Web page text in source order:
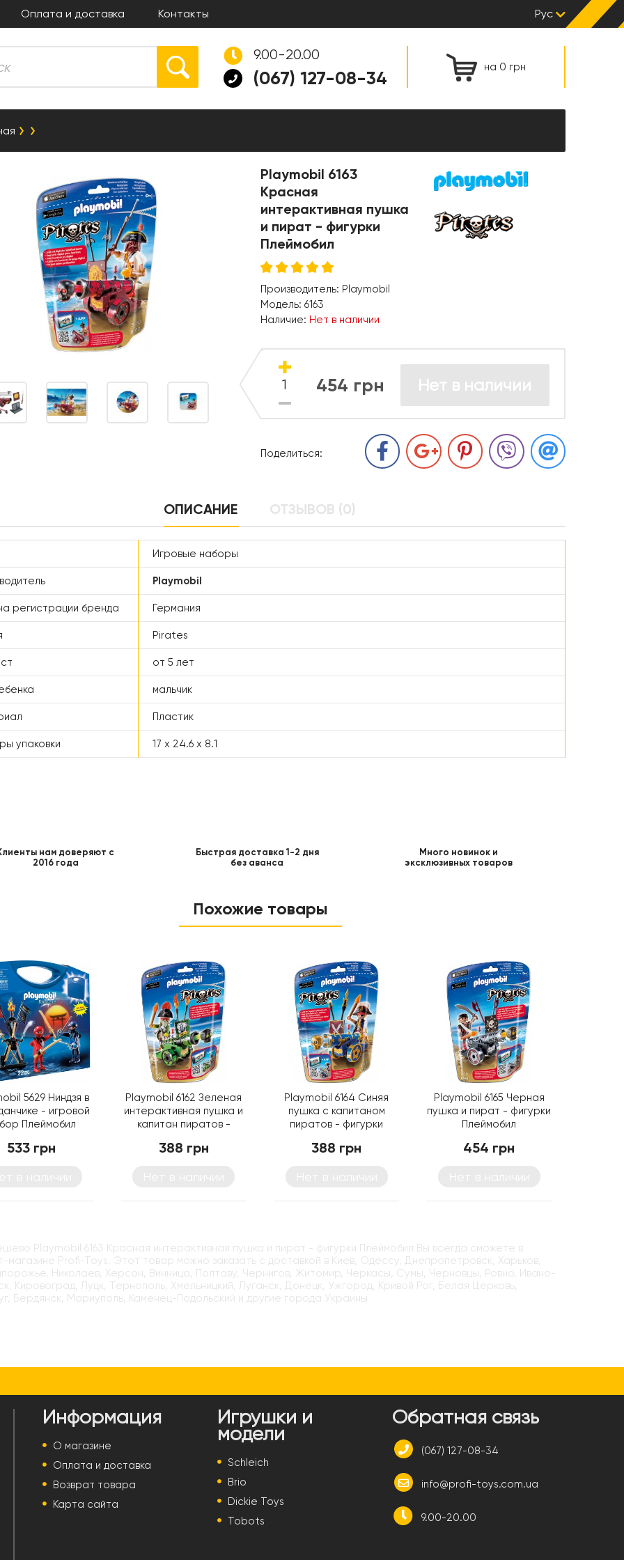
Оплата и доставка Контакты Рус
на 0 грн
9.00-20.00
(067) 127-08-34
Playmobil 6163
Красная
интерактивная пушка
и пират - фигурки
Плеймобил
Производитель: Playmobil
Модель: 6163
Наличие: Нет в наличии
454 грн Нет в наличии
Поделиться:
ОПИСАНИЕ ОТЗЫВОВ (0)
Игровые наборы
Playmobil
регистрации бренда Германия
Pirates
от 5 лет
мальчик
Пластик
упаковки 17 x 24.6 x 8.1
нам доверяют с
2016 года
Быстрая доставка 1-2 дня
без аванса
Много новинок и
эксклюзивных товаров
Похожие товары
5629 Ниндзя в
- игровой
Плеймобил
533 грн
Playmobil 6162 Зеленая
интерактивная пушка и
капитан пиратов -
388 грн
Playmobil 6164 Синяя
пушка с капитаном
пиратов - фигурки
388 грн
Playmobil 6165 Черная
пушка и пират - фигурки
Плеймобил
454 грн
Playmobil 6163 Красная интерактивная пушка и пират - фигурки Плеймобил Вы всегда сможете в
магазине Profi-Toys. Этот товар можно заказать с доставкой в Киев, Одессу, Днепропетровск, Харьков,
Николаев, Херсон, Винница, Полтаву, Чернигов, Житомир, Черкасы, Сумы, Черновцы, Ровно, Ивано-
Кировоград, Луцк, Тернополь, Хмельницкий, Луганск, Донецк, Ужгород, Кривой Рог, Белая Церковь,
Бердянск, Мариуполь, Каменец-Подольский и другие города Украины
Информация
О магазине
Оплата и доставка
Возврат товара
Карта сайта
Игрушки и
модели
Schleich
Brio
Dickie Toys
Tobots
Обратная связь
(067) 127-08-34
info@profi-toys.com.ua
9.00-20.00